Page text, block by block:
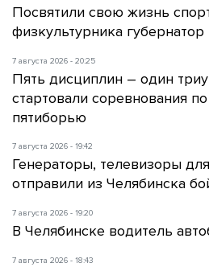
Посвятили свою жизнь
физкультурника
7 августа 2026 - 20:25
Пять дисциплин – один
стартовали соревнования
пятиборью
7 августа 2026 - 19:42
Генераторы, телевизоры
отправили из Челябинска
7 августа 2026 - 19:20
В Челябинске водитель
7 августа 2026 - 18:43